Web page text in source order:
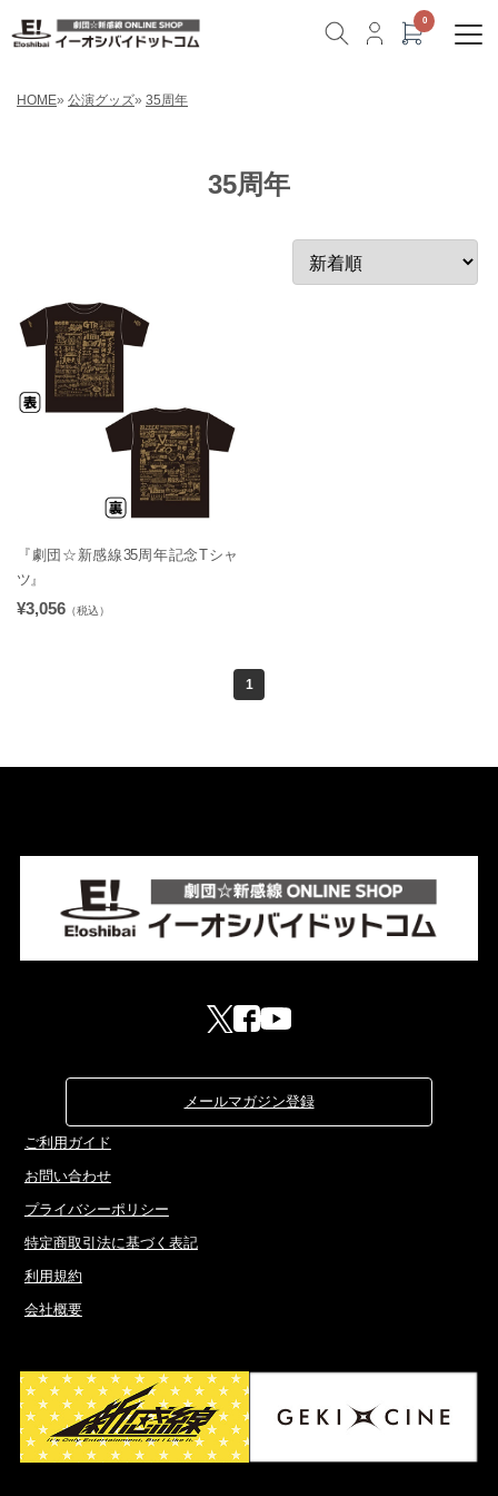
HOME» 公演グッズ» 35周年
35周年
『劇団☆新感線35周年記念Tシャ
ツ』
¥3,056 （税込）
1
メールマガジン登録
ご利用ガイド
お問い合わせ
プライバシーポリシー
特定商取引法に基づく表記
利用規約
会社概要